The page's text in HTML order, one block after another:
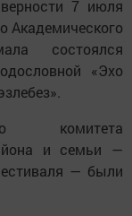
7 июля
Академического
состоялся
«Эхо
комитета
и семьи —
— были